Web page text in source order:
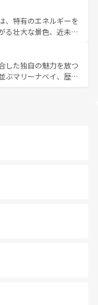
コーヒーなどは、ぜ
れてもあたたかい人々
と忘れられない旅にな
ンマイなどの山岳地
ケットやクラビの美し
とができる。タイ料理
節にも異なる楽しみ
人々、仏教を中心とし
訪れる旅人を魅了し続
、特有のエネルギーを
る壮大な景色、近未来
光スポットが密集し
のも魅力。息をのむよ
港を存分に楽しみ尽く
した独自の魅力を放つ
ぶマリーナベイ、歴史
る外せないスポット